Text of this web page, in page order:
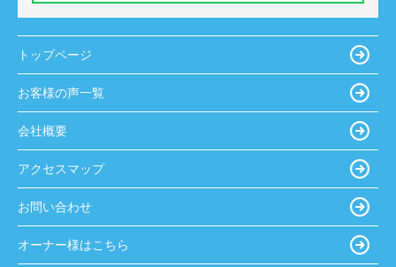
トップページ
お客様の声一覧
会社概要
アクセスマップ
お問い合わせ
オーナー様はこちら